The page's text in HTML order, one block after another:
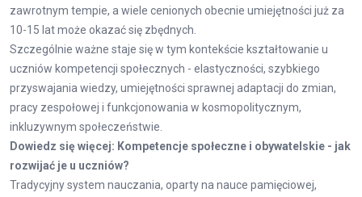
zawrotnym tempie, a wiele cenionych obecnie umiejętności już za
10-15 lat może okazać się zbędnych.
Szczególnie ważne staje się w tym kontekście kształtowanie u
uczniów kompetencji społecznych - elastyczności, szybkiego
przyswajania wiedzy, umiejętności sprawnej adaptacji do zmian,
pracy zespołowej i funkcjonowania w kosmopolitycznym,
inkluzywnym społeczeństwie.
Dowiedz się więcej: Kompetencje społeczne i obywatelskie - jak
rozwijać je u uczniów?
Tradycyjny system nauczania, oparty na nauce pamięciowej,